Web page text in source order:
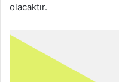
olacaktır.